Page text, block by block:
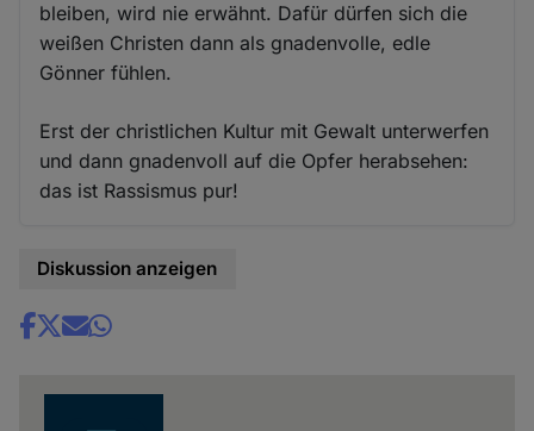
bleiben, wird nie erwähnt. Dafür dürfen sich die
weißen Christen dann als gnadenvolle, edle
Gönner fühlen.
Erst der christlichen Kultur mit Gewalt unterwerfen
und dann gnadenvoll auf die Opfer herabsehen:
das ist Rassismus pur!
Diskussion anzeigen
Share